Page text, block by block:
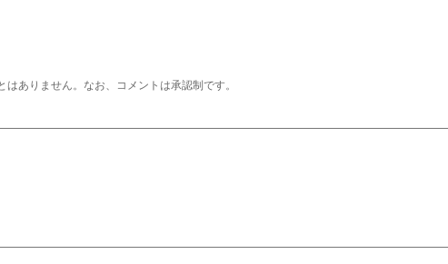
はありません。なお、コメントは承認制です。